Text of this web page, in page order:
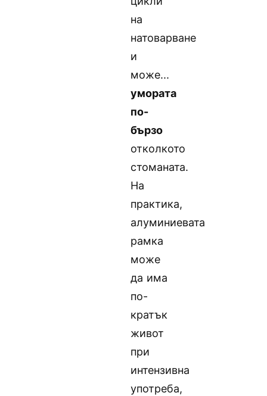
на
натоварване
и
може...
умората
по-
бързо
отколкото
стоманата.
На
практика,
алуминиевата
рамка
може
да има
по-
кратък
живот
при
интензивна
употреба,